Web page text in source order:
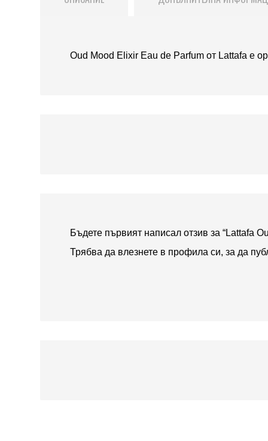
Oud Mood Elixir Eau de Parfum от Lattafa е
Бъдете първият написал отзив за “Lattafa
Трябва да влезнете в профила си, за да